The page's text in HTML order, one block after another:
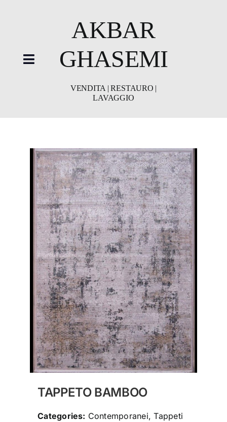
Toggle
Navigation
Restauro
Lavaggio
contatti
AKBAR
GHASEMI
VENDITA | RESTAURO |
LAVAGGIO
TAPPETO BAMBOO
Categories: Contemporanei, Tappeti